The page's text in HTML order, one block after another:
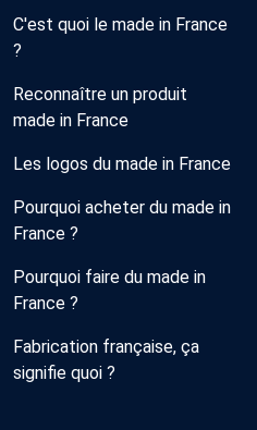
C'est quoi le made in France
?
Reconnaître un produit
made in France
Les logos du made in France
Pourquoi acheter du made in
France ?
Pourquoi faire du made in
France ?
Fabrication française, ça
signifie quoi ?